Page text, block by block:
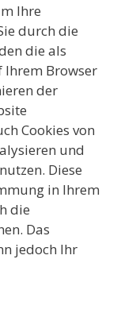
Ihre
durch die
die als
Ihrem Browser
der
Cookies von
und
Diese
in Ihrem
die
Das
jedoch Ihr